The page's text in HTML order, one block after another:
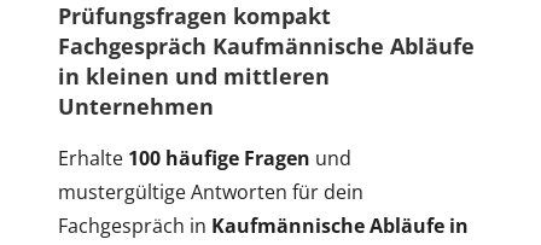
Prüfungsfragen kompakt
Fachgespräch Kaufmännische Abläufe
in kleinen und mittleren
Unternehmen
Erhalte 100 häufige Fragen und
mustergültige Antworten für dein
Fachgespräch in Kaufmännische Abläufe in